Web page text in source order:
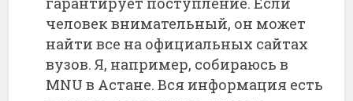
человек внимательный, он может
найти все на официальных сайтах
вузов. Я, например, собираюсь в
MNU в Астане. Вся информация есть